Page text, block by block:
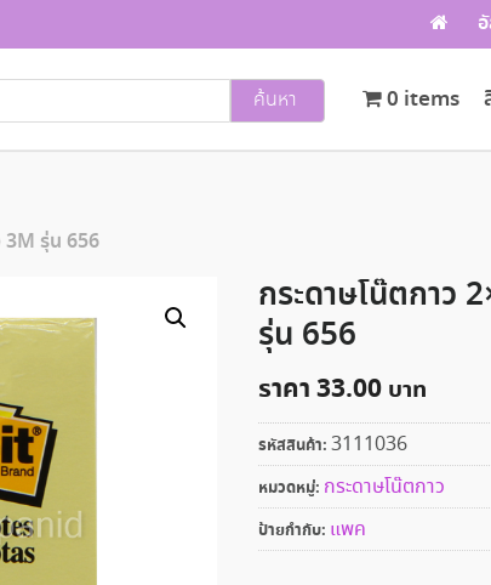
ค้นหา 0 items
3M รุ่น 656
กระดาษโน๊ตกาว
รุ่น 656
ราคา33.00
รหัสสินค้า: 3111036
หมวดหมู่: กระดาษโน๊ตกาว
ป้ายกำกับ: แพค